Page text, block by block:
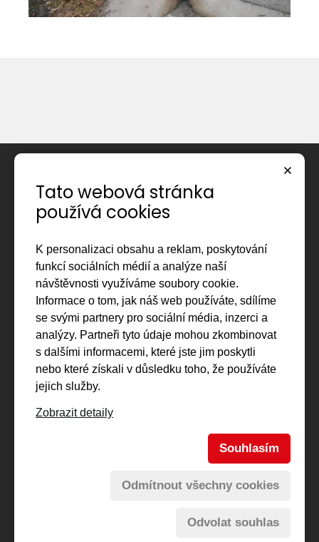
O společnosti
Regionální dráhy
Vlečky
Kontakty
Interní sekce
PDV RAILWAY a.s.
Spravuje:
Tato webová stránka
používá cookies
K personalizaci obsahu a reklam, poskytování
funkcí sociálních médií a analýze naší
návštěvnosti využíváme soubory cookie.
Informace o tom, jak náš web používáte, sdílíme
se svými partnery pro sociální média, inzerci a
analýzy. Partneři tyto údaje mohou zkombinovat
s dalšími informacemi, které jste jim poskytli
nebo které získali v důsledku toho, že používáte
jejich služby.
Zobrazit detaily
Souhlasím
Odmítnout všechny cookies
Odvolat souhlas